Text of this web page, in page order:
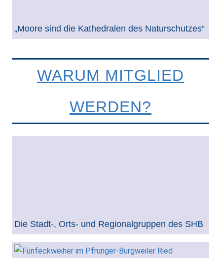
„Moore sind die Kathedralen des Naturschutzes“
WARUM MITGLIED
WERDEN?
Die Stadt-, Orts- und Regionalgruppen des SHB